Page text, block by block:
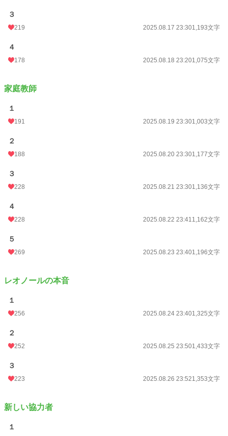
３
219 2025.08.17 23:301,193文字
４
178 2025.08.18 23:201,075文字
家庭教師
１
191 2025.08.19 23:301,003文字
２
188 2025.08.20 23:301,177文字
３
228 2025.08.21 23:301,136文字
４
228 2025.08.22 23:411,162文字
５
269 2025.08.23 23:401,196文字
レオノールの本音
１
256 2025.08.24 23:401,325文字
２
252 2025.08.25 23:501,433文字
３
223 2025.08.26 23:521,353文字
新しい協力者
１